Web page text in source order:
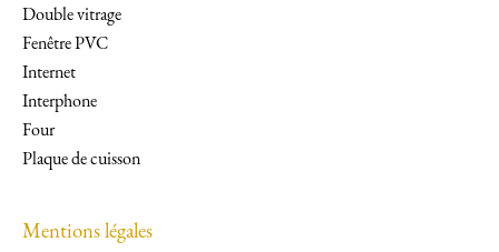
Double vitrage
Fenêtre PVC
Internet
Interphone
Four
Plaque de cuisson
Mentions légales